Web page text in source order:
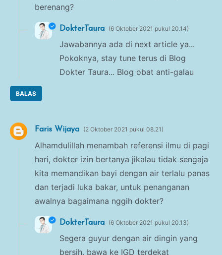
berenang?
BALAS
DokterTaura 6 Oktober 2021 pukul 20.14
Jawabannya ada di next article ya...
Pokoknya, stay tune terus di Blog
Dokter Taura... Blog obat anti-galau
Faris Wijaya 2 Oktober 2021 pukul 08.21
Alhamdulillah menambah referensi ilmu di pagi
hari, dokter izin bertanya jikalau tidak sengaja
kita memandikan bayi dengan air terlalu panas
dan terjadi luka bakar, untuk penanganan
awalnya bagaimana nggih dokter?
DokterTaura 6 Oktober 2021 pukul 20.13
Segera guyur dengan air dingin yang
bersih, bawa ke IGD terdekat